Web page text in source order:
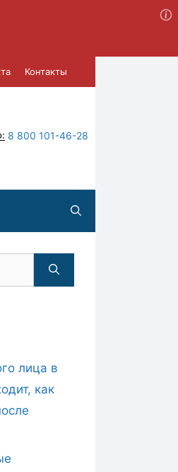
Контакты
8 800 101-46-28
лица в
как